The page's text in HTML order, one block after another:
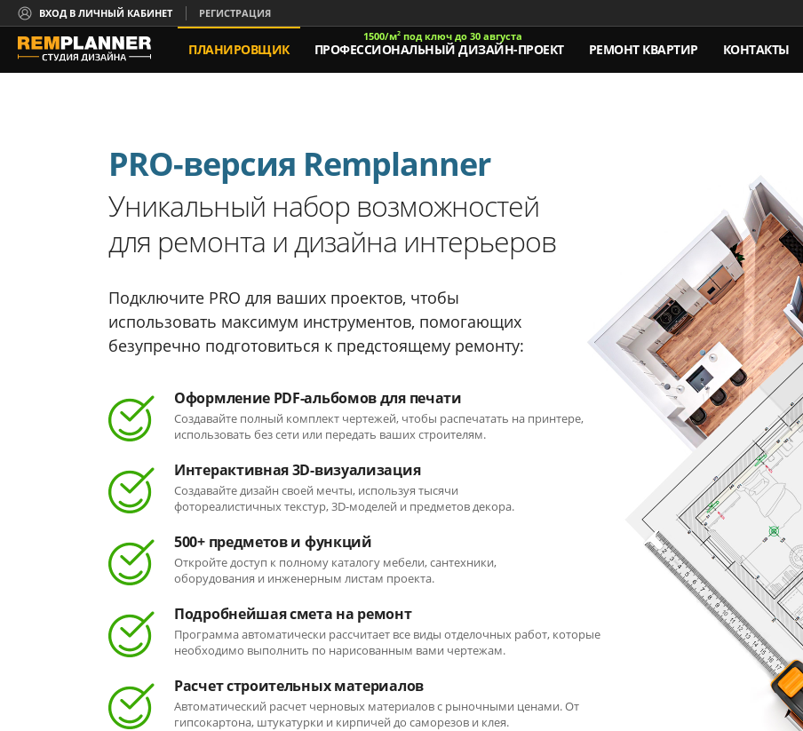
ВХОД В ЛИЧНЫЙ КАБИНЕТ РЕГИСТРАЦИЯ
ПЛАНИРОВЩИК ПРОФЕССИОНАЛЬНЫЙ ДИЗАЙН-ПРОЕКТ
1500/м2 под ключ до 30 августа
РЕМОНТ КВАРТИР КОНТАКТЫ
PRO-версия Remplanner
Уникальный набор возможностей
для ремонта и дизайна интерьеров
Подключите PRO для ваших проектов, чтобы
использовать максимум инструментов, помогающих
безупречно подготовиться к предстоящему ремонту:
Оформление PDF-альбомов для печати
Создавайте полный комплект чертежей, чтобы распечатать на принтере,
использовать без сети или передать ваших строителям.
Интерактивная 3D-визуализация
Создавайте дизайн своей мечты, используя тысячи
фотореалистичных текстур, 3D-моделей и предметов декора.
500+ предметов и функций
Откройте доступ к полному каталогу мебели, сантехники,
оборудования и инженерным листам проекта.
Подробнейшая смета на ремонт
Программа автоматически рассчитает все виды отделочных работ, которые
необходимо выполнить по нарисованным вами чертежам.
Расчет строительных материалов
Автоматический расчет черновых материалов с рыночными ценами. От
гипсокартона, штукатурки и кирпичей до саморезов и клея.